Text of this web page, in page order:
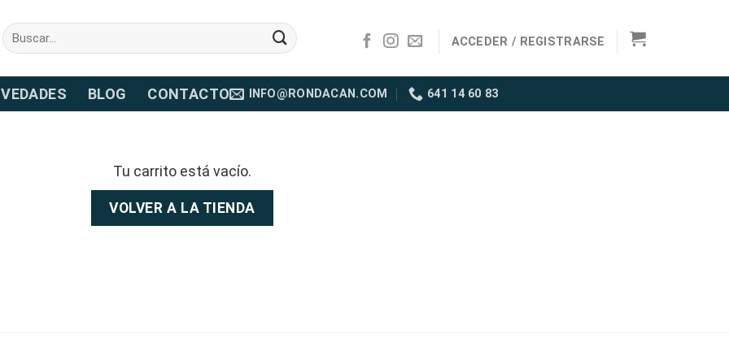
Buscar
por:
ACCEDER / REGISTRARSE
BLOG CONTACTO INFO@RONDACAN.COM 641 14 60 83
Tu carrito está vacío.
VOLVER A LA TIENDA